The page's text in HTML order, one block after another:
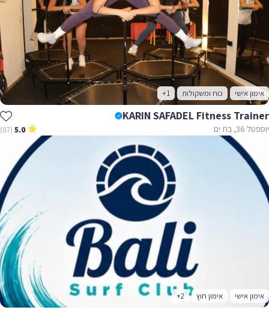
אימון אישי כוח ומשקולות +1
KARIN SAFADEL Fitness Trainer
יוספטל 36, בת ים 5.0
(87)
אימון אישי אימון חוץ +2